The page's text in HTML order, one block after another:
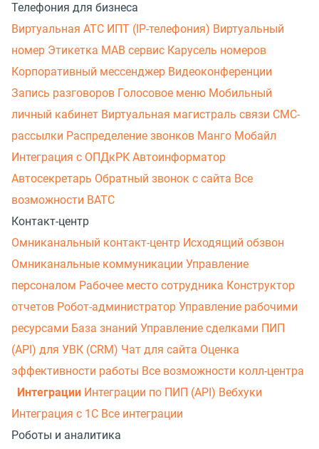
Телефония для бизнеса
Виртуальная АТС ИПТ (IP-телефония) Виртуальный
номер Этикетка МАВ сервис Карусель номеров
Корпоративный мессенджер Видеоконференции
Запись разговоров Голосовое меню Мобильный
личный кабинет Виртуальная магистраль связи СМС-
рассылки Распределение звонков Манго Мобайл
Интеграция с ОПДкРК Автоинформатор
Автосекретарь Обратный звонок с сайта Все
возможности ВАТС
Контакт-центр
Омниканальный контакт-центр Исходящий обзвон
Омниканальные коммуникации Управление
персоналом Рабочее место сотрудника Конструктор
отчетов Робот-администратор Управление рабочими
ресурсами База знаний Управление сделками ПИП
(API) для УВК (CRM) Чат для сайта Оценка
эффективности работы Все возможности колл-центра
Интеграции Интеграции по ПИП (API) Вебхуки
Интеграция с 1С Все интеграции
Роботы и аналитика